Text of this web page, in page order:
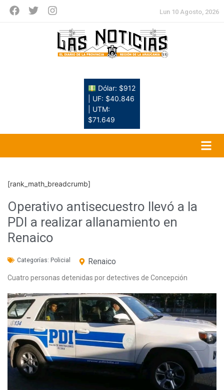
Lun 10 Agosto, 2026
Dólar: $912
| UF: $40.846
| UTM:
$71.649
[rank_math_breadcrumb]
Operativo antisecuestro llevó a la
PDI a realizar allanamiento en
Renaico
Categorías: Policial Renaico
Cuatro personas detenidas por detectives de Concepción